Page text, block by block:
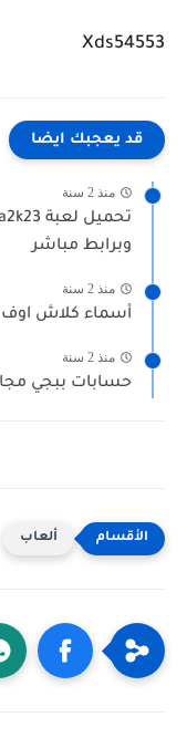
Xds54553
قد يعجبك ايضا
منذ 2 سنة
وبرابط مباشر
منذ 2 سنة
أسماء كلاش
منذ 2 سنة
حسابات ببجي مجانا مع
ألعاب